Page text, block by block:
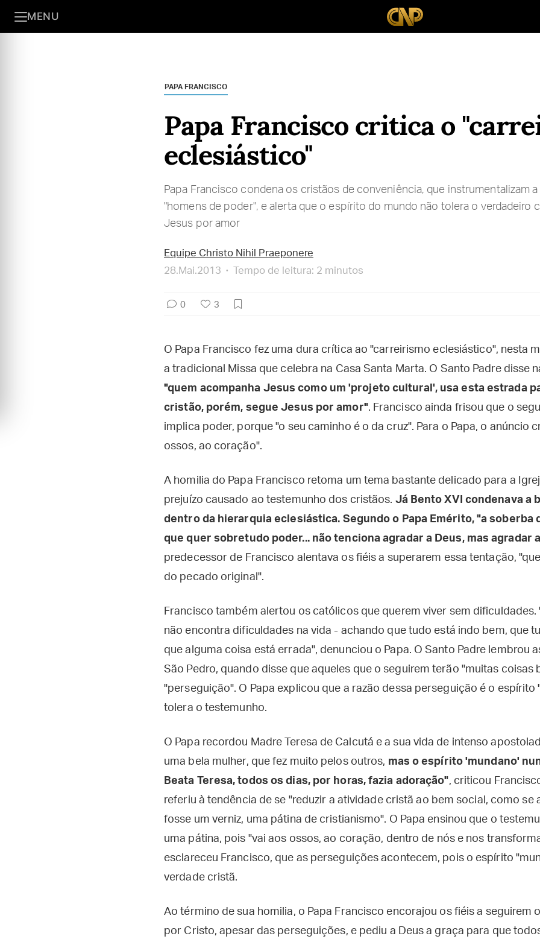
MENU
PAPA FRANCISCO
Papa Francisco critica o
eclesiástico"
Papa Francisco condena os cristãos de conveniência, que instrumentalizam
"homens de poder", e alerta que o espírito do mundo não tolera o verdadeiro
Jesus por amor
Equipe Christo Nihil Praeponere
28.Mai.2013
Tempo de leitura: 2 minutos
0 3
O Papa Francisco fez uma dura crítica ao "carreirismo eclesiástico", nesta
a tradicional Missa que celebra na Casa Santa Marta. O Santo Padre disse
"quem acompanha Jesus como um 'projeto cultural', usa esta estrada
cristão, porém, segue Jesus por amor". Francisco ainda frisou que o
implica poder, porque "o seu caminho é o da cruz". Para o Papa, o anúncio
ossos, ao coração".
A homilia do Papa Francisco retoma um tema bastante delicado para a
prejuízo causado ao testemunho dos cristãos. Já Bento XVI condenava a
dentro da hierarquia eclesiástica. Segundo o Papa Emérito, "a soberba
que quer sobretudo poder... não tenciona agradar a Deus, mas agradar
predecessor de Francisco alentava os fiéis a superarem essa tentação,
do pecado original".
Francisco também alertou os católicos que querem viver sem
não encontra dificuldades na vida - achando que tudo está indo bem, que
que alguma coisa está errada", denunciou o Papa. O Santo Padre lembrou
São Pedro, quando disse que aqueles que o seguirem terão "muitas coisas
"perseguição". O Papa explicou que a razão dessa perseguição é o espírito
tolera o testemunho.
O Papa recordou Madre Teresa de Calcutá e a sua vida de intenso
uma bela mulher, que fez muito pelos outros, mas o espírito 'mundano'
Beata Teresa, todos os dias, por horas, fazia adoração", criticou
referiu à tendência de se "reduzir a atividade cristã ao bem social, como se
fosse um verniz, uma pátina de cristianismo". O Papa ensinou que o
uma pátina, pois "vai aos ossos, ao coração, dentro de nós e nos
esclareceu Francisco, que as perseguições acontecem, pois o espírito
verdade cristã.
Ao término de sua homilia, o Papa Francisco encorajou os fiéis a seguirem
por Cristo, apesar das perseguições, e pediu a Deus a graça para que